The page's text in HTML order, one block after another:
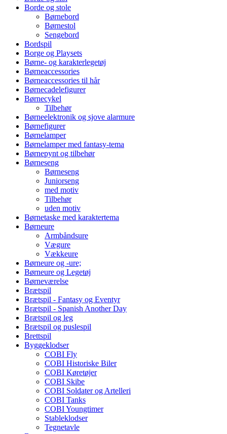
Borde og stole
Børnebord
Børnestol
Sengebord
Bordspil
Borge og Playsets
Børne- og karakterlegetøj
Børneaccessories
Børneaccessories til hår
Børnecadelefigurer
Børnecykel
Tilbehør
Børneelektronik og sjove alarmure
Børnefigurer
Børnelamper
Børnelamper med fantasy-tema
Børnepynt og tilbehør
Børneseng
Børneseng
Juniorseng
med motiv
Tilbehør
uden motiv
Børnetaske med karaktertema
Børneure
Armbåndsure
Vægure
Vækkeure
Børneure og -ure;
Børneure og Legetøj
Børneværelse
Brætspil
Brætspil - Fantasy og Eventyr
Brætspil - Spanish Another Day
Brætspil og leg
Brætspil og puslespil
Brettspil
Byggeklodser
COBI Fly
COBI Historiske Biler
COBI Køretøjer
COBI Skibe
COBI Soldater og Artelleri
COBI Tanks
COBI Youngtimer
Stableklodser
Tegnetavle